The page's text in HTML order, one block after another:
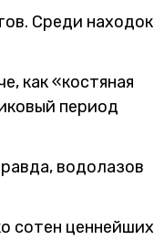
Среди находок
как «костяная
период
водолазов
сотен ценнейших